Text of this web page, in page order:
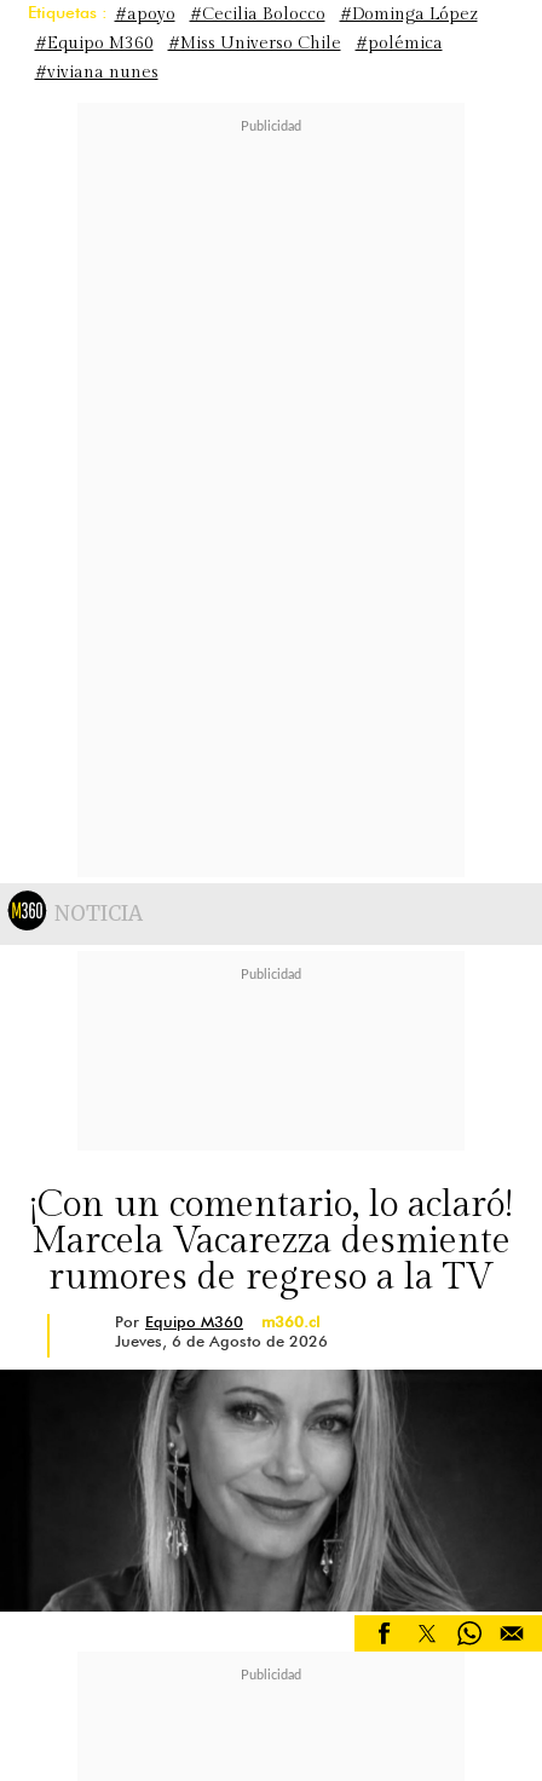
Etiquetas : #apoyo #Cecilia Bolocco
#Dominga López
#Equipo M360
#Miss Universo Chile
#polémica
#viviana nunes
NOTICIA
¡Con un comentario, lo aclaró!
Marcela Vacarezza desmiente
rumores de regreso a la TV
Por Equipo M360
m360.cl
Jueves, 6 de Agosto de 2026